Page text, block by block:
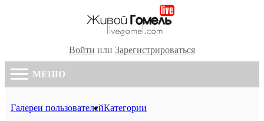
Войти или Зарегистрироваться
МЕНЮ
Галереи пользователейКатегории